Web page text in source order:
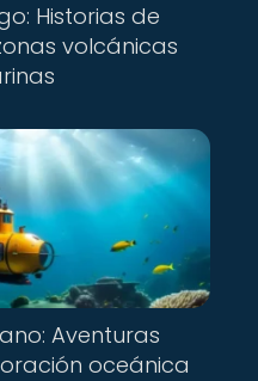
Historias de
volcánicas
Aventuras
oceánica